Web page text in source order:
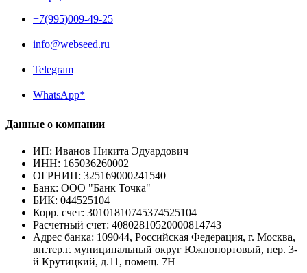
+7(995)009-49-25
info@webseed.ru
Telegram
WhatsApp*
Данные о компании
ИП: Иванов Никита Эдуардович
ИНН: 165036260002
ОГРНИП: 325169000241540
Банк: ООО "Банк Точка"
БИК: 044525104
Корр. счет: 30101810745374525104
Расчетный счет: 40802810520000814743
Адрес банка: 109044, Российская Федерация, г. Москва,
вн.тер.г. муниципальный округ Южнопортовый, пер. 3-
й Крутицкий, д.11, помещ. 7Н